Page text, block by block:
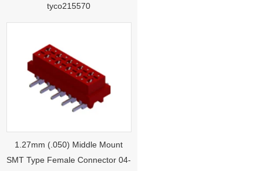
SMT Type Female Connector 04-
26Pin Tyco 188275